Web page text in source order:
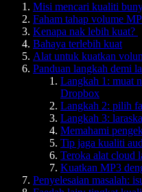
Misi mencari kualiti
Faham tahap volume
Kenapa nak lebih kuat?
Bahaya terlebih kuat
Alat untuk kuatkan
Panduan langkah demi
Langkah 1: muat
Dropbox
Langkah 2: pilih
Langkah 3:
Memahami
Tip jaga kualiti
Teroka alat cloud
Kuatkan MP3
Penyelesaian masalah: